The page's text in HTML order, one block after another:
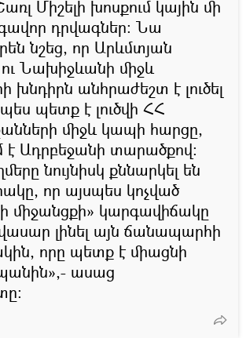
Միշելի խոսքում կային մի
դրվագներ։ Նա
նշեց, որ Արևմտյան
Նախիջևանի միջև
խնդիրն անհրաժեշտ է լուծել
պետք է լուծվի ՀՀ
միջև կապի հարցը,
է Ադրբեջանի տարածքով։
նույնիսկ քննարկել են
որ այսպես կոչված
միջանցքի» կարգավիճակը
լինել այն ճանապարհի
որը պետք է միացնի
ասաց